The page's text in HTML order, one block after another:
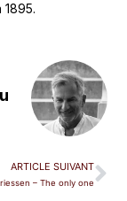
1895.
ARTICLE SUIVANT
– The only one